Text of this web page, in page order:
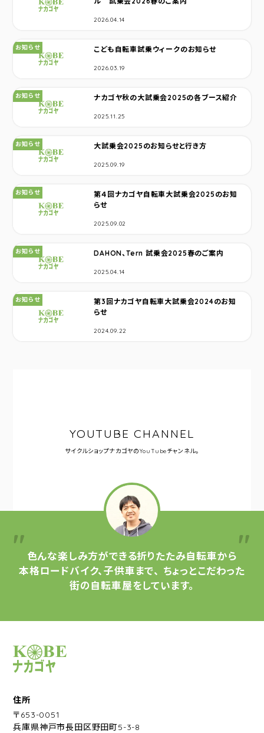
2026.04.14
こども自転車試乗ウィークのお知らせ
カテゴリ：
お知らせ
2026.03.19
ナカゴヤ秋の大試乗会2025の各ブース紹介
カテゴリ：
お知らせ
2025.11.25
大試乗会2025のお知らせと行き方
カテゴリ：
お知らせ
2025.09.19
第４回ナカゴヤ自転車大試乗会2025のお知
らせ
カテゴリ：
お知らせ
2025.09.02
DAHON、Tern 試乗会2025春のご案内
カテゴリ：
お知らせ
2025.04.14
第3回ナカゴヤ自転車大試乗会2024のお知
らせ
カテゴリ：
お知らせ
2024.09.22
YOUTUBE CHANNEL
サイクルショップナカゴヤのYouTubeチャンネル。
色んな楽しみ方ができる折りたたみ自転車から
本格ロードバイク、子供車まで、 ちょっとこだわった
街の自転車屋をしています。
サイクルショップナカゴヤ
住所
〒653-0051
兵庫県神戸市長田区野田町5-3-8